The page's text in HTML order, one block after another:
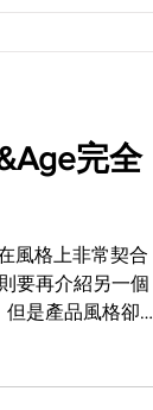
風格上非常契合
要再介紹另一個
是產品風格卻更